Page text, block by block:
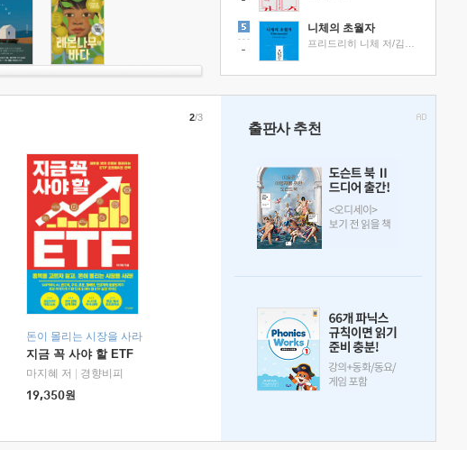
니체의 초월자
돈이 몰리는 시장을 사라
지금 꼭 사야 할 ETF
마지혜 저
경향비피
19,350원
2/3
출판사 추천